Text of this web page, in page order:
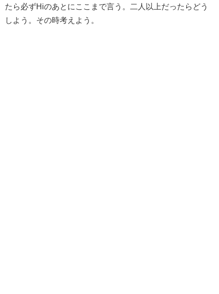
たら必ずHiのあとにここまで言う。二人以上だったらどう
しよう。その時考えよう。